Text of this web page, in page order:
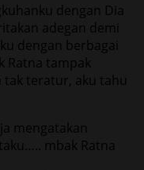
dengan Dia
adegan demi
dengan berbagai
Ratna tampak
tak teratur, aku tahu
mengatakan
mbak Ratna